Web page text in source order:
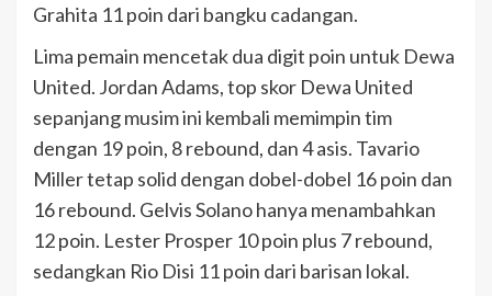
Grahita 11 poin dari bangku cadangan.
Lima pemain mencetak dua digit poin untuk Dewa
United. Jordan Adams, top skor Dewa United
sepanjang musim ini kembali memimpin tim
dengan 19 poin, 8 rebound, dan 4 asis. Tavario
Miller tetap solid dengan dobel-dobel 16 poin dan
16 rebound. Gelvis Solano hanya menambahkan
12 poin. Lester Prosper 10 poin plus 7 rebound,
sedangkan Rio Disi 11 poin dari barisan lokal.